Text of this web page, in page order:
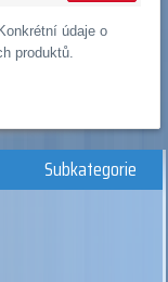
údaje o
produktů.
Subkategorie